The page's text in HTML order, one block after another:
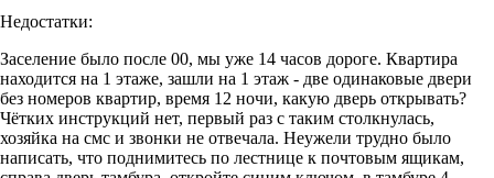
Недостатки:
Заселение было после 00, мы уже 14 часов дороге. Квартира
находится на 1 этаже, зашли на 1 этаж - две одинаковые двери
без номеров квартир, время 12 ночи, какую дверь открывать?
Чётких инструкций нет, первый раз с таким столкнулась,
хозяйка на смс и звонки не отвечала. Неужели трудно было
написать, что поднимитесь по лестнице к почтовым ящикам,